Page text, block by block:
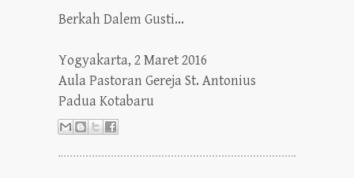
Berkah Dalem Gusti...
Yogyakarta, 2 Maret 2016
Aula Pastoran Gereja St. Antonius
Padua Kotabaru